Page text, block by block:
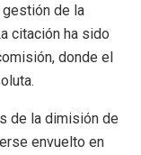
de la
citación ha sido
donde el
de la dimisión de
envuelto en